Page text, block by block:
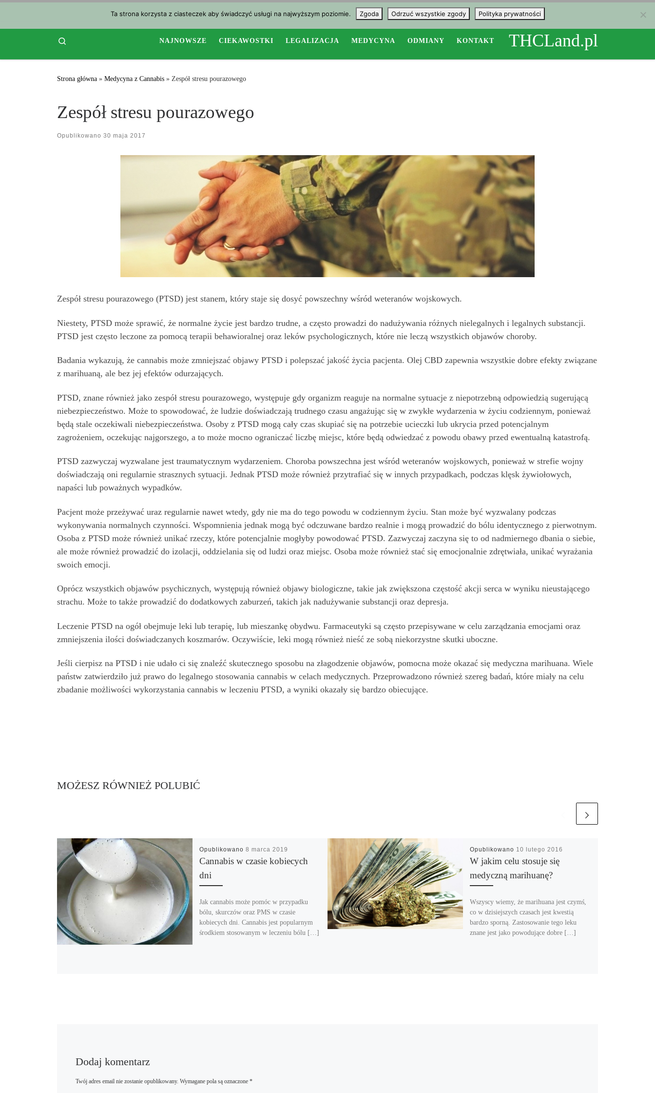
THCLand.pl
NAJNOWSZE CIEKAWOSTKI LEGALIZACJA MEDYCYNA ODMIANY KONTAKT
Strona główna » Medycyna z Cannabis » Zespół stresu pourazowego
Zespół stresu pourazowego
Opublikowano 30 maja 2017
Zespół stresu pourazowego (PTSD) jest stanem, który staje się dosyć powszechny wśród weteranów wojskowych.
Niestety, PTSD może sprawić, że normalne życie jest bardzo trudne, a często prowadzi do nadużywania różnych nielegalnych i legalnych substancji.
PTSD jest często leczone za pomocą terapii behawioralnej oraz leków psychologicznych, które nie leczą wszystkich objawów choroby.
Badania wykazują, że cannabis może zmniejszać objawy PTSD i polepszać jakość życia pacjenta. Olej CBD zapewnia wszystkie dobre efekty związane
z marihuaną, ale bez jej efektów odurzających.
PTSD, znane również jako zespół stresu pourazowego, występuje gdy organizm reaguje na normalne sytuacje z niepotrzebną odpowiedzią sugerującą
niebezpieczeństwo. Może to spowodować, że ludzie doświadczają trudnego czasu angażując się w zwykłe wydarzenia w życiu codziennym, ponieważ
będą stale oczekiwali niebezpieczeństwa. Osoby z PTSD mogą cały czas skupiać się na potrzebie ucieczki lub ukrycia przed potencjalnym
zagrożeniem, oczekując najgorszego, a to może mocno ograniczać liczbę miejsc, które będą odwiedzać z powodu obawy przed ewentualną katastrofą.
PTSD zazwyczaj wyzwalane jest traumatycznym wydarzeniem. Choroba powszechna jest wśród weteranów wojskowych, ponieważ w strefie wojny
doświadczają oni regularnie strasznych sytuacji. Jednak PTSD może również przytrafiać się w innych przypadkach, podczas klęsk żywiołowych,
napaści lub poważnych wypadków.
Pacjent może przeżywać uraz regularnie nawet wtedy, gdy nie ma do tego powodu w codziennym życiu. Stan może być wyzwalany podczas
wykonywania normalnych czynności. Wspomnienia jednak mogą być odczuwane bardzo realnie i mogą prowadzić do bólu identycznego z pierwotnym.
Osoba z PTSD może również unikać rzeczy, które potencjalnie mogłyby powodować PTSD. Zazwyczaj zaczyna się to od nadmiernego dbania o siebie,
ale może również prowadzić do izolacji, oddzielania się od ludzi oraz miejsc. Osoba może również stać się emocjonalnie zdrętwiała, unikać wyrażania
swoich emocji.
Oprócz wszystkich objawów psychicznych, występują również objawy biologiczne, takie jak zwiększona częstość akcji serca w wyniku nieustającego
strachu. Może to także prowadzić do dodatkowych zaburzeń, takich jak nadużywanie substancji oraz depresja.
Leczenie PTSD na ogół obejmuje leki lub terapię, lub mieszankę obydwu. Farmaceutyki są często przepisywane w celu zarządzania emocjami oraz
zmniejszenia ilości doświadczanych koszmarów. Oczywiście, leki mogą również nieść ze sobą niekorzystne skutki uboczne.
Jeśli cierpisz na PTSD i nie udało ci się znaleźć skutecznego sposobu na złagodzenie objawów, pomocna może okazać się medyczna marihuana. Wiele
państw zatwierdziło już prawo do legalnego stosowania cannabis w celach medycznych. Przeprowadzono również szereg badań, które miały na celu
zbadanie możliwości wykorzystania cannabis w leczeniu PTSD, a wyniki okazały się bardzo obiecujące.
MOŻESZ RÓWNIEŻ POLUBIĆ
Opublikowano 8 marca 2019
Cannabis w czasie kobiecych
dni
Jak cannabis może pomóc w przypadku
bólu, skurczów oraz PMS w czasie
kobiecych dni. Cannabis jest popularnym
środkiem stosowanym w leczeniu bólu […]
Opublikowano 10 lutego 2016
W jakim celu stosuje się
medyczną marihuanę?
Wszyscy wiemy, że marihuana jest czymś,
co w dzisiejszych czasach jest kwestią
bardzo sporną. Zastosowanie tego leku
znane jest jako powodujące dobre […]
Dodaj komentarz
Twój adres email nie zostanie opublikowany. Wymagane pola są oznaczone *
Ta strona korzysta z ciasteczek aby świadczyć usługi na najwyższym poziomie. Zgoda Odrzuć wszystkie zgody Polityka prywatności